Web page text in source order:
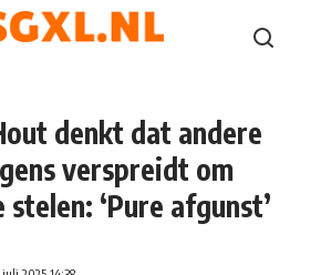
denkt dat andere
verspreidt om
‘Pure afgunst’